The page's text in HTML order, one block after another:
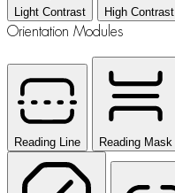
Light Contrast High Contrast
Orientation Modules
Reading Line Reading Mask